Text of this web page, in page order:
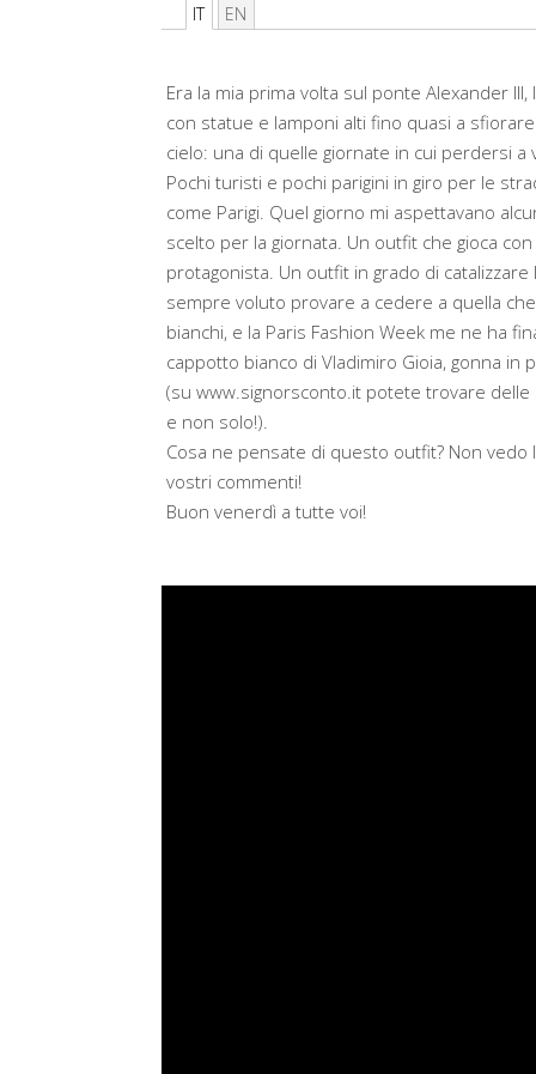
IT EN
Era la mia prima volta sul ponte Alexander
con statue e lamponi alti fino quasi a
cielo: una di quelle giornate in cui perdersi
Pochi turisti e pochi parigini in giro per le
come Parigi. Quel giorno mi aspettavano
scelto per la giornata. Un outfit che gioca
protagonista. Un outfit in grado di
sempre voluto provare a cedere a quella
bianchi, e la Paris Fashion Week me ne ha
cappotto bianco di Vladimiro Gioia, gonna in
(su www.signorsconto.it potete trovare
e non solo!).
Cosa ne pensate di questo outfit? Non
vostri commenti!
Buon venerdì a tutte voi!